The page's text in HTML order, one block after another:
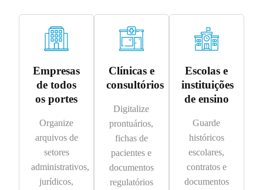
Empresas
de todos
os portes
Organize
arquivos de
setores
administrativos,
jurídicos,
Clínicas e
consultórios
Digitalize
prontuários,
fichas de
pacientes e
documentos
regulatórios
Escolas e
instituições
de ensino
Guarde
históricos
escolares,
contratos e
documentos